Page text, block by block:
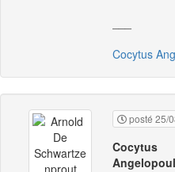
Cocytus
posté 25/
Cocytus